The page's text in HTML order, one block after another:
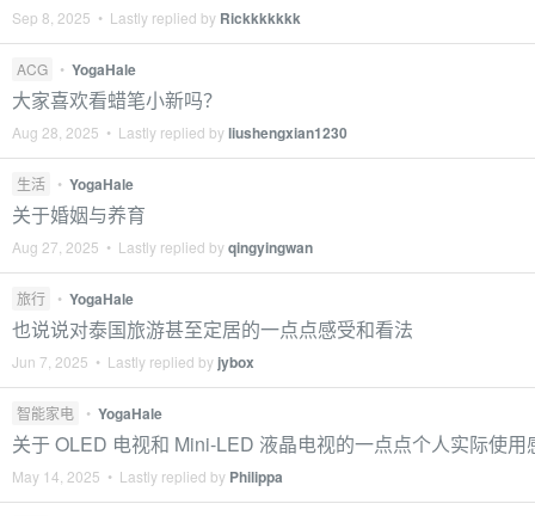
Sep 8, 2025 • Lastly replied by Rickkkkkkk
ACG • YogaHale
大家喜欢看蜡笔小新吗？
Aug 28, 2025 • Lastly replied byliushengxian1230
生活 • YogaHale
关于婚姻与养育
Aug 27, 2025 • Lastly replied byqingyingwan
旅行 • YogaHale
也说说对泰国旅游甚至定居的一点点感受和看法
Jun 7, 2025 • Lastly replied by jybox
智能家电 • YogaHale
关于 OLED 电视和 Mini-LED 液晶电视的一点点个人实际使用
May 14, 2025 • Lastly replied by Philippa